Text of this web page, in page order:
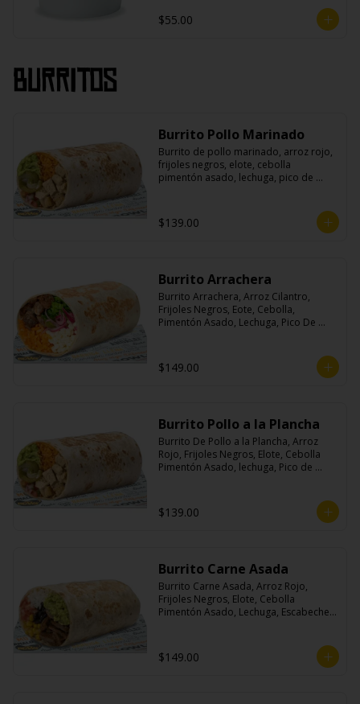
$55.00
Burritos
Burrito Pollo Marinado
Burrito de pollo marinado, arroz rojo,
frijoles negros, elote, cebolla
pimentón asado, lechuga, pico de
$139.00
Burrito Arrachera
Burrito Arrachera, Arroz Cilantro,
Frijoles Negros, Eote, Cebolla,
Pimentón Asado, Lechuga, Pico De
$149.00
Burrito Pollo a la Plancha
Burrito De Pollo a la Plancha, Arroz
Rojo, Frijoles Negros, Elote, Cebolla
Pimentón Asado, lechuga, Pico de
$139.00
Burrito Carne Asada
Burrito Carne Asada, Arroz Rojo,
Frijoles Negros, Elote, Cebolla
Pimentón Asado, Lechuga, Escabeche
$149.00